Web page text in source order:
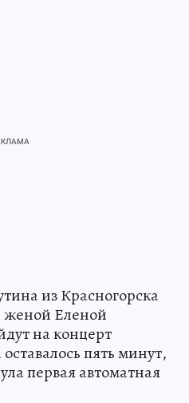
из Красногорска
Еленой
на концерт
пять минут,
первая автоматная